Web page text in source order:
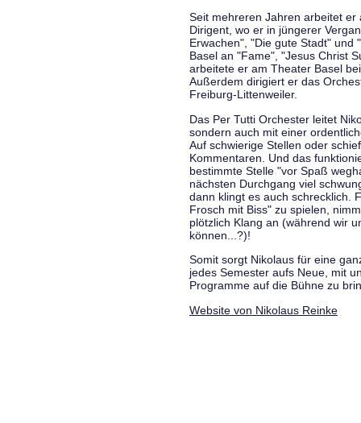
Seit mehreren Jahren arbeitet
Dirigent, wo er in jüngerer
Erwachen", "Die gute Stadt" und
Basel an "Fame", "Jesus Christ
arbeitete er am Theater Basel
Außerdem dirigiert er das
Freiburg-Littenweiler.
Das Per Tutti Orchester leitet
sondern auch mit einer
Auf schwierige Stellen oder
Kommentaren. Und das
bestimmte Stelle "vor Spaß
nächsten Durchgang viel
dann klingt es auch schrecklich.
Frosch mit Biss" zu spielen,
plötzlich Klang an (während wir
können...?)!
Somit sorgt Nikolaus für eine
jedes Semester aufs Neue, mit
Programme auf die Bühne zu
Website von Nikolaus Reinke